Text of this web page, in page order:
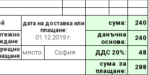
дата на доставка или
плащане:
01.12.2019 г.
сума: 240
данъчна
основа:
240
място: София ДДС 20%:
48
сума за
плащане:
288